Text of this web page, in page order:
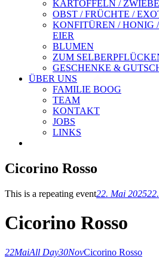
KARTOFFELN /
OBST / FRÜCHTE /
KONFITÜREN / HONIG
EIER
BLUMEN
ZUM
GESCHENKE &
ÜBER UNS
FAMILIE BOOG
TEAM
KONTAKT
JOBS
LINKS
Cicorino Rosso
This is a repeating event22. Mai 2025
Cicorino Rosso
22MaiAll Day30NovCicorino Rosso